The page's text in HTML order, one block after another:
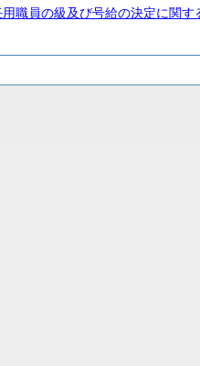
職員の級及び号給の決定に関す